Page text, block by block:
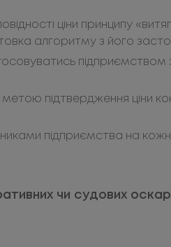
ціни принципу
алгоритму з його
підприємством
підтвердження ціни
підприємства на
чи судових